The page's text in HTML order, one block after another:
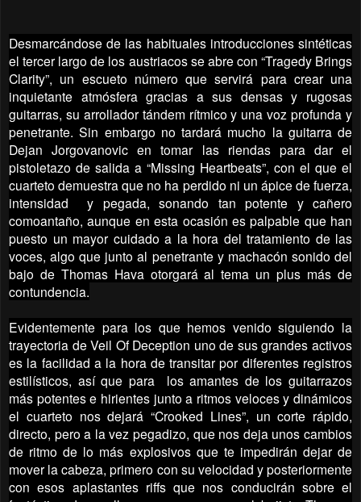
Desmarcándose de las habituales introducciones sintéticas
el tercer largo de los austriacos se abre con “Tragedy Brings
Clarity”, un escueto número que servirá para crear una
inquietante atmósfera gracias a sus densas y rugosas
guitarras, su arrollador tándem rítmico y una voz profunda y
penetrante. Sin embargo no tardará mucho la guitarra de
Dejan Jorgovanovic en tomar las riendas para dar el
pistoletazo de salida a “Missing Heartbeats”, con el que el
cuarteto demuestra que no ha perdido ni un ápice de fuerza,
intensidad y pegada, sonando tan potente y cañero
comoantaño, aunque en esta ocasión es palpable que han
puesto un mayor cuidado a la hora del tratamiento de las
voces, algo que junto al penetrante y machacón sonido del
bajo de Thomas Hava otorgará al tema un plus más de
contundencia.
Evidentemente para los que hemos venido siguiendo la
trayectoria de Veil Of Deception uno de sus grandes activos
es la facilidad a la hora de transitar por diferentes registros
estilísticos, así que para los amantes de los guitarrazos
más potentes e hirientes junto a ritmos veloces y dinámicos
el cuarteto nos dejará “Crooked Lines”, un corte rápido,
directo, pero a la vez pegadizo, que nos deja unos cambios
de ritmo de lo más explosivos que te impedirán dejar de
mover la cabeza, primero con su velocidad y posteriormente
con esos aplastantes riffs que nos conducirán sobre el